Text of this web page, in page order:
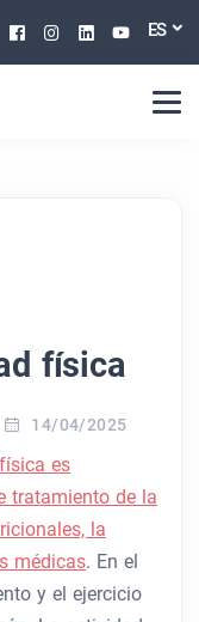
Facebook
Instagram
Linkedin
ES
física
14/04/2025
es
tratamiento de la
la
médicas. En el
y el ejercicio